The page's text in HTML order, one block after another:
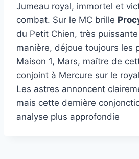
Jumeau royal, immortel et
combat. Sur le MC brille
du Petit Chien, très
manière, déjoue toujours les
Maison 1, Mars, maître de
conjoint à Mercure sur le royal
Les astres annoncent
mais cette dernière
analyse plus approfondie